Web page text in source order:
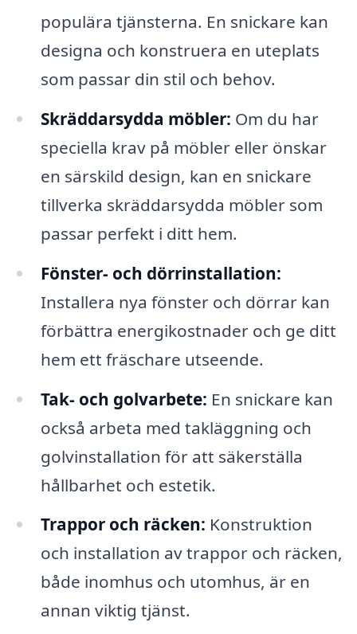
populära tjänsterna. En snickare kan
designa och konstruera en uteplats
som passar din stil och behov.
Skräddarsydda möbler: Om du har
speciella krav på möbler eller önskar
en särskild design, kan en snickare
tillverka skräddarsydda möbler som
passar perfekt i ditt hem.
Fönster- och dörrinstallation:
Installera nya fönster och dörrar kan
förbättra energikostnader och ge ditt
hem ett fräschare utseende.
Tak- och golvarbete: En snickare kan
också arbeta med takläggning och
golvinstallation för att säkerställa
hållbarhet och estetik.
Trappor och räcken: Konstruktion
och installation av trappor och räcken,
både inomhus och utomhus, är en
annan viktig tjänst.